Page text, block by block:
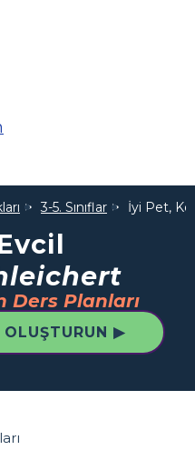
3-5. Sınıflar İyi Pet,
Ders Planları
▶